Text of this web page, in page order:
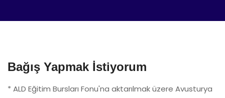
Bağış Yapmak İstiyorum
* ALD Eğitim Bursları Fonu'na aktarılmak üzere Avusturya